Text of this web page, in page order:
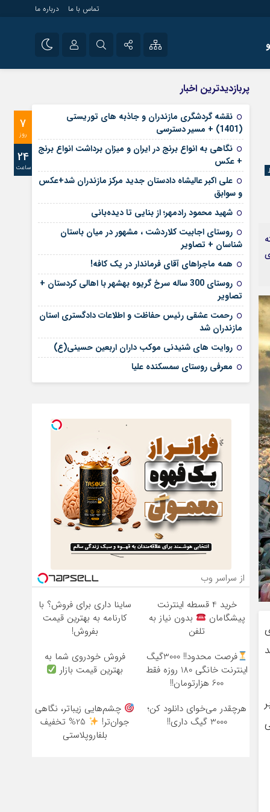
تماس با ما درباره ما
آپارات
رمز عبور
مرا به خاطر بسپار
راه اندازی سایت و
سایت های خبری و
پربازدیدترین اخبار
7
روز
24
ساعت
نقشه گردشگری مازندران و جاذبه های توریستی
(1401) + مسیر دسترسی
نگاهی به انواع برنج در ایران و میزان برداشت انواع برنج
+ عکس
علی‌ اکبر عالیشاه دادستان جدید مرکز مازندران شد+عکس
و سوابق
شهید محمود رادمهر؛ از بنایی تا دیده‌بانی
روستای اجابیت کلاردشت ، مشهور در میان باستان
شناسان + تصاویر
همه ماجراهای آقای فرماندار در یک کافه!
روستای 300 ساله سرخ ‌گریوه بهشهر با اهالی کردستان +
تصاویر
رحمت عشقی رئیس حفاظت و اطلاعات دادگستری استان
مازندران شد
روایت های شنیدنی موکب داران اربعین حسینی(ع)
معرفی روستای سمسکنده علیا
از سراسر وب
خرید 4 قسطه اینترنت
پیشگامان
بدون نیاز به
تلفن
ساینا داری برای فروش؟ با
کارنامه به بهترین قیمت
بفروش!
فرصت محدود!! 3000گیگ
اینترنت خانگی 180 روزه فقط
600 هزارتومان!!
فروش خودروی شما به
بهترین قیمت بازار
هرچقدر می‌خوای دانلود کن؛
3000 گیگ داری!!
چشم‌هایی زیباتر، نگاهی
جوان‌تر!
25% تخفیف
بلفاروپلاستی